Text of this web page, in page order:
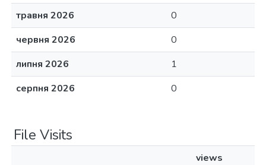
травня 2026
0
червня 2026
0
липня 2026
1
серпня 2026
0
File Visits
views